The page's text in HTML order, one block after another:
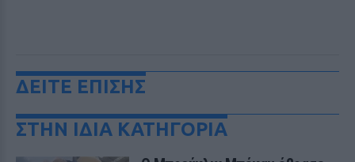
ΔΕΙΤΕ ΕΠΙΣΗΣ
ΣΤΗΝ ΙΔΙΑ ΚΑΤΗΓΟΡΙΑ